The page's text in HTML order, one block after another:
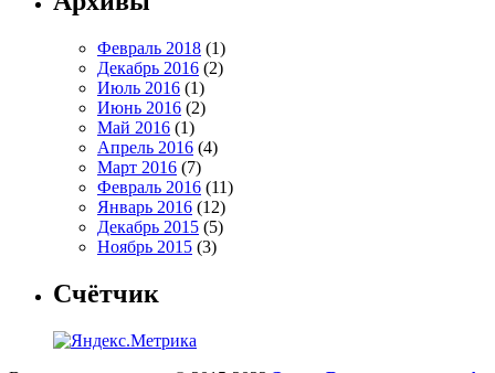
Февраль 2018 (1)
Декабрь 2016 (2)
Июль 2016 (1)
Июнь 2016 (2)
Май 2016 (1)
Апрель 2016 (4)
Март 2016 (7)
Февраль 2016 (11)
Январь 2016 (12)
Декабрь 2015 (5)
Ноябрь 2015 (3)
Счётчик